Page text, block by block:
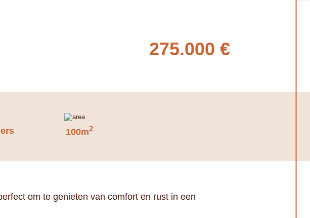
275.000 €
100m2
om te genieten van comfort en rust in een